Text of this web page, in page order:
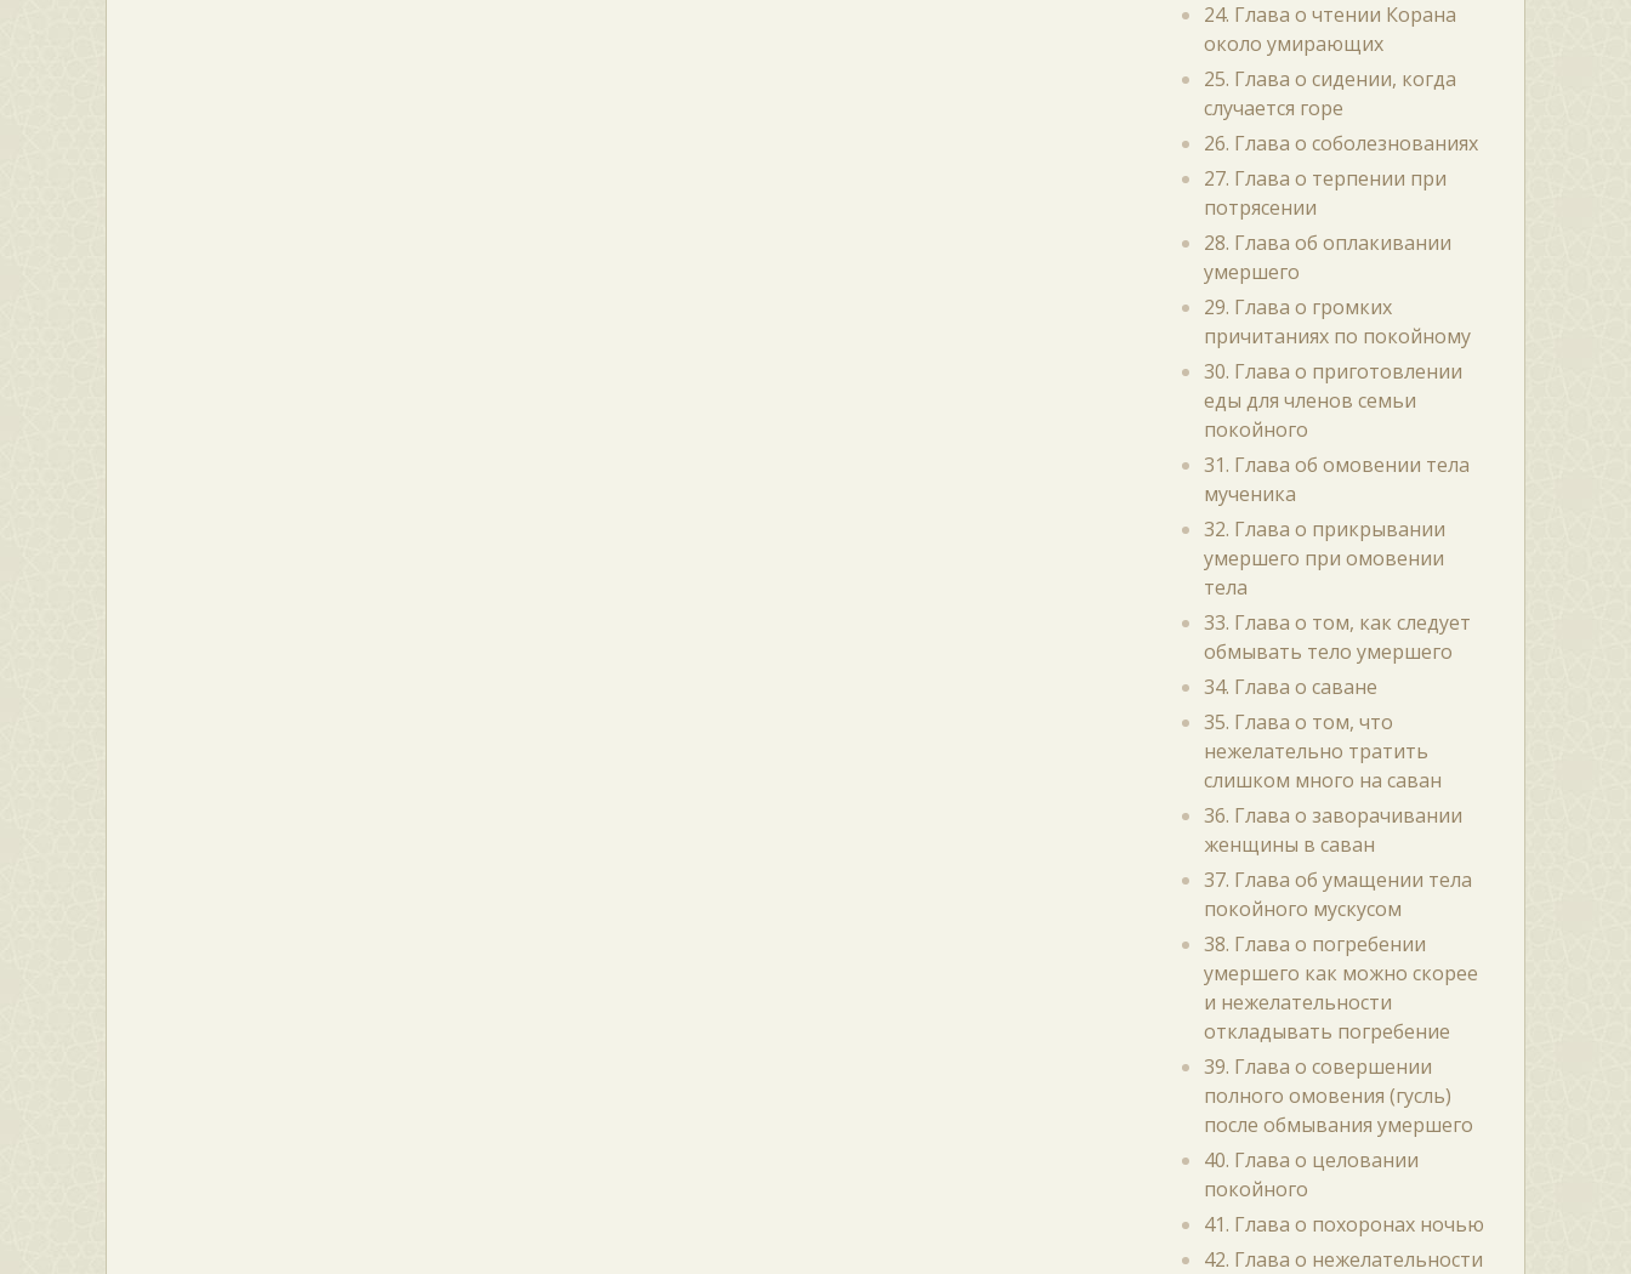
24. Глава о чтении Корана
около умирающих
25. Глава о сидении, когда
случается горе
26. Глава о соболезнованиях
27. Глава о терпении при
потрясении
28. Глава об оплакивании
умершего
29. Глава о громких
причитаниях по покойному
30. Глава о приготовлении
еды для членов семьи
покойного
31. Глава об омовении тела
мученика
32. Глава о прикрывании
умершего при омовении
тела
33. Глава о том, как следует
обмывать тело умершего
34. Глава о саване
35. Глава о том, что
нежелательно тратить
слишком много на саван
36. Глава о заворачивании
женщины в саван
37. Глава об умащении тела
покойного мускусом
38. Глава о погребении
умершего как можно скорее
и нежелательности
откладывать погребение
39. Глава о совершении
полного омовения (гусль)
после обмывания умершего
40. Глава о целовании
покойного
41. Глава о похоронах ночью
42. Глава о нежелательности